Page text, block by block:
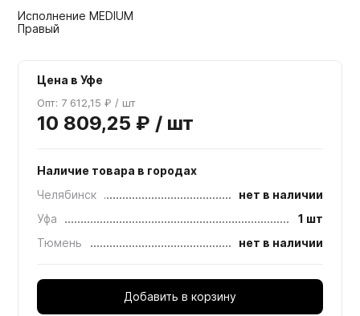
Исполнение MEDIUM
Правый
Цена в Уфе
Опт: 7 612,15 ₽ / шт
10 809,25 ₽ / шт
Наличие товара в городах
Челябинск
нет в наличии
Уфа
1 шт
Тюмень
нет в наличии
Добавить в корзину